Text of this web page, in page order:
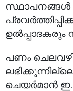
സ്ഥാപനങ്ങൾ
ഉൽപ്പാദകരും
പണം
ചെയർമാൻ ഇ.